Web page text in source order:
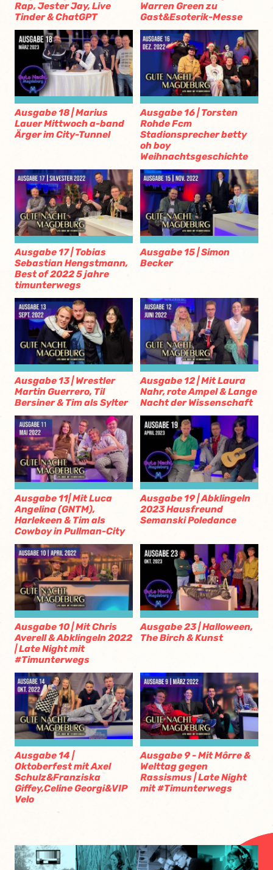
Rap, Jester Jay, Live
Tinder & ChatGPT
Warren Green zu
Gast&Esoterik-Messe
Ausgabe 18 | Marius
Lauer Mittwoch a-band
Ärger im City-Tunnel
Ausgabe 16 | Torsten
Rohde Fcm
Stadionsprecher betty
oh boy
Weihnachtsgeschichte
Ausgabe 17 | Tobias
Sebastian Hengstmann,
Best of 2022 5 jahre
timunterwegs
Ausgabe 15 | Simon
Becker
Ausgabe 13 | Wrestler
Martin Guerrero, Til
Bersiner & Tim als Sylter
Ausgabe 12 | Mit Laura
Nahr, rote Ampel & Lange
Nacht der Wissenschaft
Ausgabe 11| Mit Luca
Angelina (GNTM),
Harlekeen & Tim als
Cowboy in Pullman-City
Ausgabe 19 | Abklingeln
2023 Hausfreund
Semanski Poledance
Ausgabe 10 | Mit Chris
Averell & Abklingeln 2022
| Late Night mit
#Timunterwegs
Ausgabe 23 | Halloween,
The Birch & Kunst
Ausgabe 14 |
Oktoberfest mit Axel
Schulz&Franziska
Giffey,Celine Georgi&VIP
Velo
Ausgabe 9 - Mit Môrre &
Welttag gegen
Rassismus | Late Night
mit #Timunterwegs